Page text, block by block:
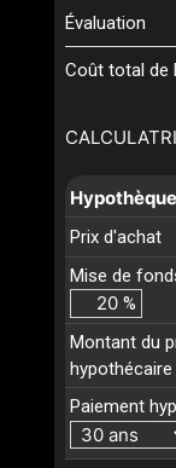
Hypothèque
Prix d'achat
Mise de
%
Montant du
hypothécaire
Paiement
Évaluation
Coût total de